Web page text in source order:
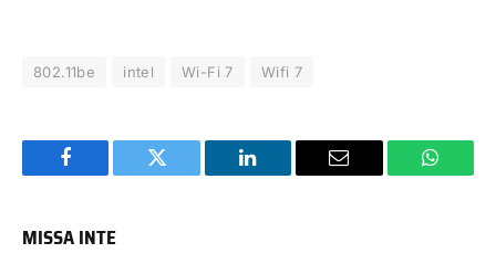
802.11be intel Wi-Fi 7 Wifi 7
Facebook Twitter LinkedIn Email
MISSA INTE